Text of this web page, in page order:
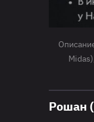
Рошан